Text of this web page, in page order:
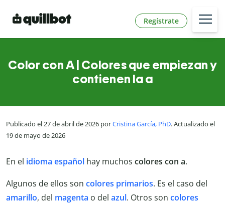
Regístrate
Color con A | Colores que empiezan y
contienen la a
Publicado el 27 de abril de 2026 porCristina García, PhD. Actualizado el
19 de mayo de 2026
En el idioma español hay muchos colores con a.
Algunos de ellos son colores primarios. Es el caso del
amarillo, del magenta o del azul. Otros son colores